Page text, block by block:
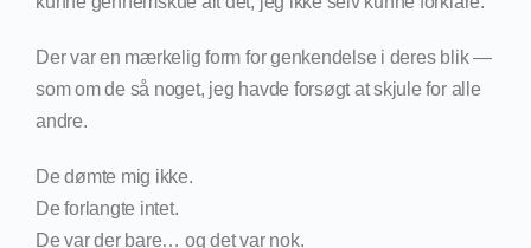
Der var en mærkelig form for genkendelse i deres blik —
som om de så noget, jeg havde forsøgt at skjule for alle
andre.
De dømte mig ikke.
De forlangte intet.
De var der bare… og det var nok.